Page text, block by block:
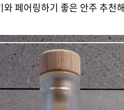
페어링하기 좋은 안주 추천